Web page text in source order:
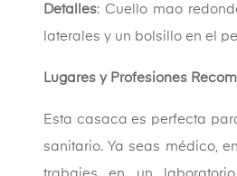
Detalles: Cuello mao
laterales y un bolsillo en el
Lugares y Profesiones
Esta casaca es perfecta
sanitario. Ya seas médico,